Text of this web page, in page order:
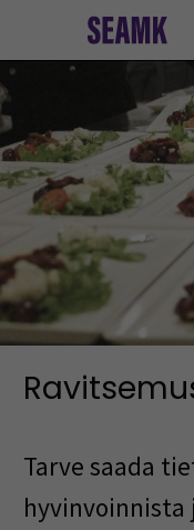
Tarve saada
hyvinvoinnista